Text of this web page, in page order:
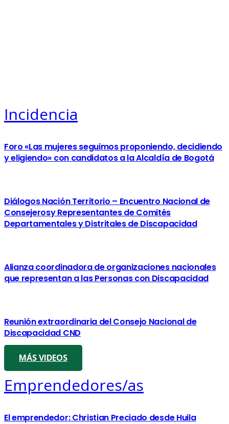
Incidencia
Foro «Las mujeres seguimos proponiendo, decidiendo
y eligiendo» con candidatos a la Alcaldía de Bogotá
Diálogos Nación Territorio – Encuentro Nacional de
Consejerosy Representantes de Comités
Departamentales y Distritales de Discapacidad
Alianza coordinadora de organizaciones nacionales
que representan a las Personas con Discapacidad
Reunión extraordinaria del Consejo Nacional de
Discapacidad CND
MÁS VIDEOS
Emprendedores/as
El emprendedor: Christian Preciado desde Huila